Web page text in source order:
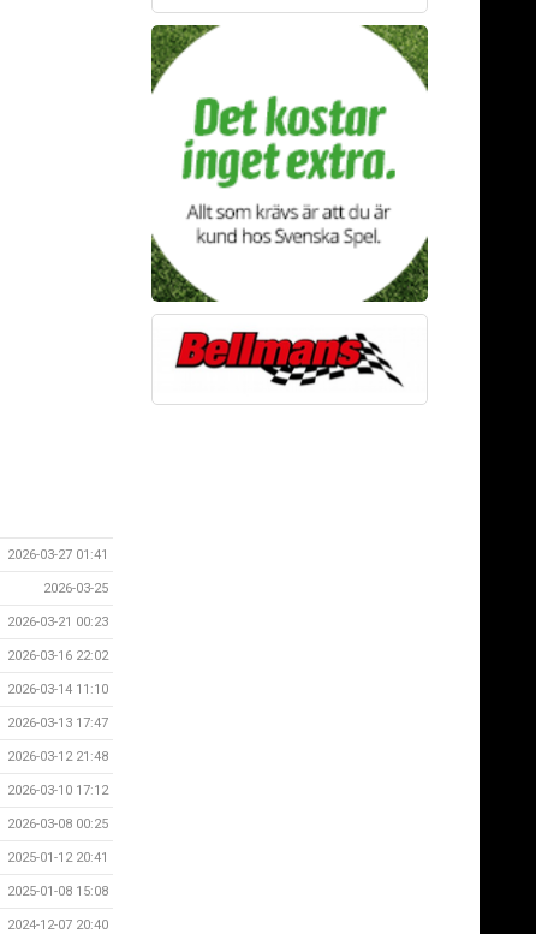
2026-03-27 01:41
2026-03-25
2026-03-21 00:23
2026-03-16 22:02
2026-03-14 11:10
2026-03-13 17:47
2026-03-12 21:48
2026-03-10 17:12
2026-03-08 00:25
2025-01-12 20:41
2025-01-08 15:08
2024-12-07 20:40